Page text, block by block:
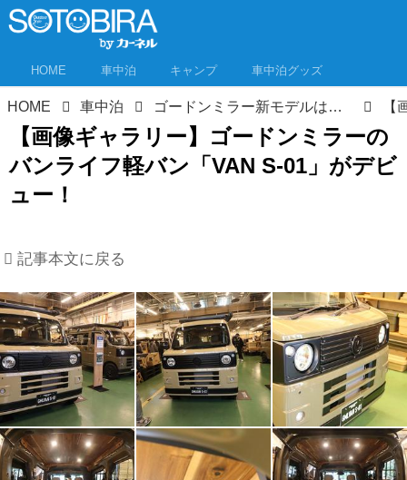
HOME 車中泊 キャンプ 車中泊グッズ
HOME 車中泊 ゴードンミラー新モデルはなんと軽バン！ゴードンミラーらしさを踏襲したセンス抜群のバンライフ車が発売！
【画像ギャラリー】ゴードンミラーの
バンライフ軽バン「VAN S-01」がデビ
ュー！
記事本文に戻る